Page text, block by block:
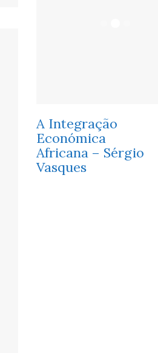
A Integração
Económica
Africana – Sérgio
Vasques